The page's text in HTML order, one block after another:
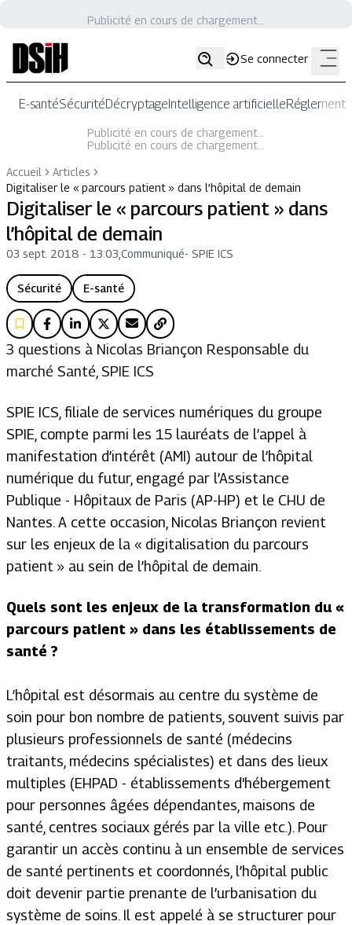
Publicité en cours de chargement...
Se connecter
E-santéSécuritéDécryptageIntelligence artificielle
Publicité en cours de chargement...
Publicité en cours de chargement...
Accueil
Articles
Digitaliser le « parcours patient » dans l’hôpital de demain
Digitaliser le « parcours patient » dans
l’hôpital de demain
03 sept. 2018 - 13:03 Communiqué- SPIE ICS
Sécurité E-santé
3 questions à Nicolas Briançon Responsable du
marché Santé, SPIE ICS
SPIE ICS, filiale de services numériques du groupe
SPIE, compte parmi les 15 lauréats de l’appel à
manifestation d’intérêt (AMI) autour de l’hôpital
numérique du futur, engagé par l’Assistance
Publique - Hôpitaux de Paris (AP-HP) et le CHU de
Nantes. A cette occasion, Nicolas Briançon revient
sur les enjeux de la « digitalisation du parcours
patient » au sein de l’hôpital de demain.
Quels sont les enjeux de la transformation du «
parcours patient » dans les établissements de
santé ?
L’hôpital est désormais au centre du système de
soin pour bon nombre de patients, souvent suivis par
plusieurs professionnels de santé (médecins
traitants, médecins spécialistes) et dans des lieux
multiples (EHPAD - établissements d'hébergement
pour personnes âgées dépendantes, maisons de
santé, centres sociaux gérés par la ville etc.). Pour
garantir un accès continu à un ensemble de services
de santé pertinents et coordonnés, l’hôpital public
doit devenir partie prenante de l’urbanisation du
système de soins. Il est appelé à se structurer pour